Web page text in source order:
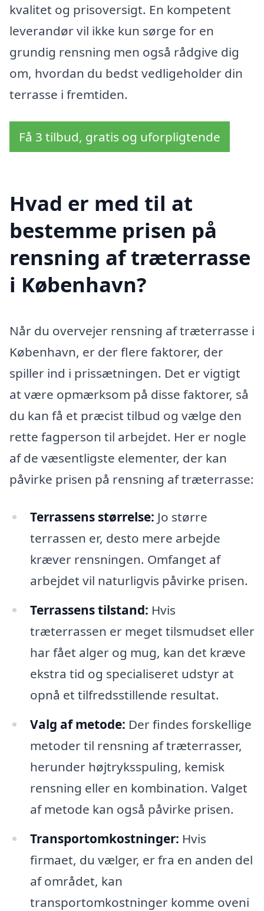
kvalitet og prisoversigt. En kompetent
leverandør vil ikke kun sørge for en
grundig rensning men også rådgive dig
om, hvordan du bedst vedligeholder din
terrasse i fremtiden.
Få 3 tilbud, gratis og uforpligtende
Hvad er med til at
bestemme prisen på
rensning af træterrasse
i København?
Når du overvejer rensning af træterrasse i
København, er der flere faktorer, der
spiller ind i prissætningen. Det er vigtigt
at være opmærksom på disse faktorer, så
du kan få et præcist tilbud og vælge den
rette fagperson til arbejdet. Her er nogle
af de væsentligste elementer, der kan
påvirke prisen på rensning af træterrasse:
Terrassens størrelse: Jo større
terrassen er, desto mere arbejde
kræver rensningen. Omfanget af
arbejdet vil naturligvis påvirke prisen.
Terrassens tilstand: Hvis
træterrassen er meget tilsmudset eller
har fået alger og mug, kan det kræve
ekstra tid og specialiseret udstyr at
opnå et tilfredsstillende resultat.
Valg af metode: Der findes forskellige
metoder til rensning af træterrasser,
herunder højtryksspuling, kemisk
rensning eller en kombination. Valget
af metode kan også påvirke prisen.
Transportomkostninger: Hvis
firmaet, du vælger, er fra en anden del
af området, kan
transportomkostninger komme oveni